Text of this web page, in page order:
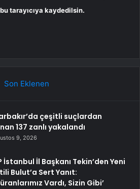
tarayıcıya kaydedilsin.
Son Eklenen
çeşitli suçlardan
137 zanlı yakalandı
9, 2026
İstanbul İl Başkanı Tekin’den Yeni
Bulut’a Sert Yanıt:
Vardı, Sizin Gibi’